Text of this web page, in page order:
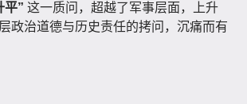
平” 这一质问，超越了军事层面，上升
政治道德与历史责任的拷问，沉痛而有